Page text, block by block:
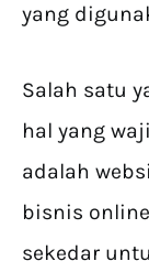
yang
Salah satu
hal yang
adalah
bisnis
sekedar